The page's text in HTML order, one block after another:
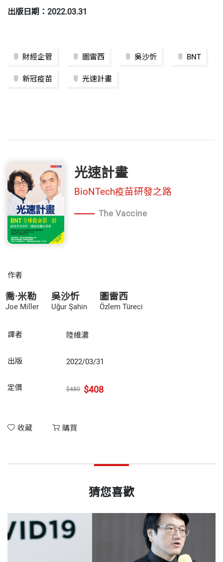
出版日期：2022.03.31
財經企管 圖雷西 吳沙忻 BNT
新冠疫苗 光速計畫
光速計畫
BioNTech疫苗研發之路
The Vaccine
作者
喬·米勒
Joe Miller
吳沙忻
Uğur Şahin
圖雷西
Özlem Türeci
譯者 陸維濃
出版 2022/03/31
定價 $480 $408
收藏 購買
猜您喜歡